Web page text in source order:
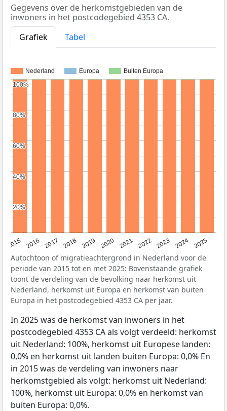
Gegevens over de herkomstgebieden van de
inwoners in het postcodegebied 4353 CA.
Grafiek
Tabel
Nederland Europa Buiten Europa
2015 2016 2017 2018 2019 2020 2021 2022 2023 2024 2025
20%
20%
40%
40%
60%
60%
80%
80%
100%
100%
Autochtoon of migratieachtergrond in Nederland voor de
periode van 2015 tot en met 2025: Bovenstaande grafiek
toont de verdeling van de bevolking naar herkomst uit
Nederland, herkomst uit Europa en herkomst van buiten
Europa in het postcodegebied 4353 CA per jaar.
In 2025 was de herkomst van inwoners in het
postcodegebied 4353 CA als volgt verdeeld: herkomst
uit Nederland: 100%, herkomst uit Europese landen:
0,0% en herkomst uit landen buiten Europa: 0,0% En
in 2015 was de verdeling van inwoners naar
herkomstgebied als volgt: herkomst uit Nederland:
100%, herkomst uit Europa: 0,0% en herkomst van
buiten Europa: 0,0%.